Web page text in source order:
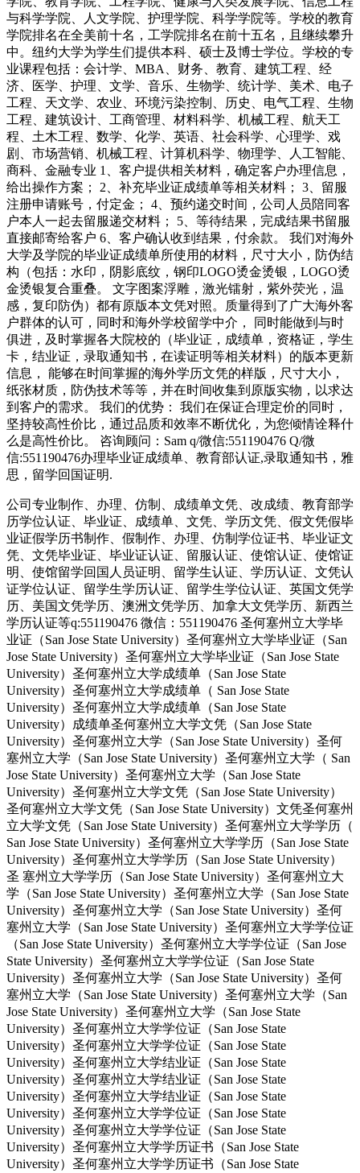
与科学学院、人文学院、护理学院、科学学院等。学校的教育
学院排名在全美前十名，工学院排名在前十五名，且继续攀升
中。纽约大学为学生们提供本科、硕士及博士学位。学校的专
业课程包括：会计学、MBA、财务、教育、建筑工程、经
济、医学、护理、文学、音乐、生物学、统计学、美术、电子
工程、天文学、农业、环境污染控制、历史、电气工程、生物
工程、建筑设计、工商管理、材料科学、机械工程、航天工
程、土木工程、数学、化学、英语、社会科学、心理学、戏
剧、市场营销、机械工程、计算机科学、物理学、人工智能、
商科、金融专业 1、客户提供相关材料，确定客户办理信息，
给出操作方案； 2、补充毕业证成绩单等相关材料； 3、留服
注册申请账号，付定金； 4、预约递交时间，公司人员陪同客
户本人一起去留服递交材料； 5、等待结果，完成结果书留服
直接邮寄给客户 6、客户确认收到结果，付余款。 我们对海外
大学及学院的毕业证成绩单所使用的材料，尺寸大小，防伪结
构（包括：水印，阴影底纹，钢印LOGO烫金烫银，LOGO烫
金烫银复合重叠。 文字图案浮雕，激光镭射，紫外荧光，温
感，复印防伪）都有原版本文凭对照。质量得到了广大海外客
户群体的认可，同时和海外学校留学中介， 同时能做到与时
俱进，及时掌握各大院校的（毕业证，成绩单，资格证，学生
卡，结业证，录取通知书，在读证明等相关材料）的版本更新
信息， 能够在时间掌握的海外学历文凭的样版，尺寸大小，
纸张材质，防伪技术等等，并在时间收集到原版实物，以求达
到客户的需求。 我们的优势： 我们在保证合理定价的同时，
坚持较高性价比，通过品质和效率不断优化，为您倾情诠释什
么是高性价比。 咨询顾问：Sam q/微信:551190476 Q/微
信:551190476办理毕业证成绩单、教育部认证,录取通知书，雅
思，留学回国证明.
公司专业制作、办理、仿制、成绩单文凭、改成绩、教育部学
历学位认证、毕业证、成绩单、文凭、学历文凭、假文凭假毕
业证假学历书制作、假制作、办理、仿制学位证书、毕业证文
凭、文凭毕业证、毕业证认证、留服认证、使馆认证、使馆证
明、使馆留学回国人员证明、留学生认证、学历认证、文凭认
证学位认证、留学生学历认证、留学生学位认证、英国文凭学
历、美国文凭学历、澳洲文凭学历、加拿大文凭学历、新西兰
学历认证等q:551190476 微信：551190476 圣何塞州立大学毕
业证（San Jose State University）圣何塞州立大学毕业证（San
Jose State University）圣何塞州立大学毕业证（San Jose State
University）圣何塞州立大学成绩单（San Jose State
University）圣何塞州立大学成绩单（ San Jose State
University）圣何塞州立大学成绩单（San Jose State
University）成绩单圣何塞州立大学文凭（San Jose State
University）圣何塞州立大学（San Jose State University）圣何
塞州立大学（San Jose State University）圣何塞州立大学（ San
Jose State University）圣何塞州立大学（San Jose State
University）圣何塞州立大学文凭（San Jose State University）
圣何塞州立大学文凭（San Jose State University）文凭圣何塞州
立大学文凭（San Jose State University）圣何塞州立大学学历（
San Jose State University）圣何塞州立大学学历（San Jose State
University）圣何塞州立大学学历（San Jose State University）
圣 塞州立大学学历（San Jose State University）圣何塞州立大
学（San Jose State University）圣何塞州立大学（San Jose State
University）圣何塞州立大学（San Jose State University）圣何
塞州立大学（San Jose State University）圣何塞州立大学学位证
（San Jose State University）圣何塞州立大学学位证（San Jose
State University）圣何塞州立大学学位证（San Jose State
University）圣何塞州立大学（San Jose State University）圣何
塞州立大学（San Jose State University）圣何塞州立大学（San
Jose State University）圣何塞州立大学（San Jose State
University）圣何塞州立大学学位证（San Jose State
University）圣何塞州立大学学位证（San Jose State
University）圣何塞州立大学结业证（San Jose State
University）圣何塞州立大学结业证（San Jose State
University）圣何塞州立大学结业证（San Jose State
University）圣何塞州立大学学位证（San Jose State
University）圣何塞州立大学学位证（San Jose State
University）圣何塞州立大学学历证书（San Jose State
University）圣何塞州立大学学历证书（San Jose State